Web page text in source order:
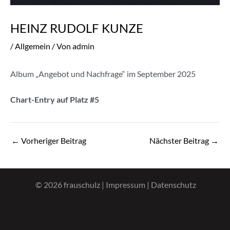
HEINZ RUDOLF KUNZE
/Allgemein / Von admin
Album „Angebot und Nachfrage“ im September 2025
Chart-Entry auf Platz #5
Post
← Vorheriger Beitrag Nächster Beitrag →
© 2026 frauschulz | Impressum | Datenschutz